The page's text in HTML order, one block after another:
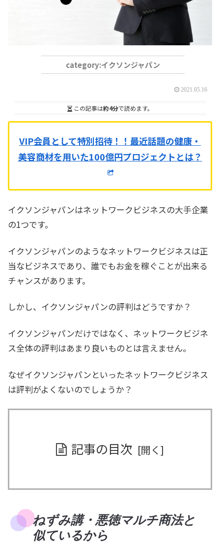
イクソンジャパン
2021.05.16
この記事は約4分で読めます。
VIP会員として特別招待！！ 最近話題の健康・
美容商材を用いた100億円プロジェクトとは？
イクソンジャパンはネットワークビジネスの大手企業
の1つです。
イクソンジャパンのようなネットワークビジネスは正
当なビジネスであり、誰でもお金を稼ぐことが出来る
チャンスがあります。
しかし、イクソンジャパンの評判はどうですか？
イクソンジャパンだけではなく、ネットワークビジネ
ス全体の評判はあまり良いものとは言えません。
なぜイクソンジャパンといったネットワークビジネス
は評判がよくないのでしょうか？
記事の目次
ねずみ講・悪徳マルチ商法と
似ているから